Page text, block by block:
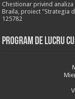
Chestionar privind
Braila, proiect "Strategia
125782
Program de lucru